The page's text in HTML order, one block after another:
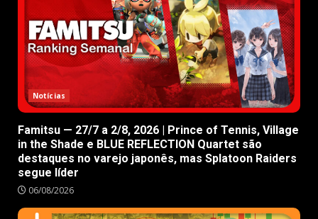
Notícias
Famitsu — 27/7 a 2/8, 2026 | Prince of Tennis, Village
in the Shade e BLUE REFLECTION Quartet são
destaques no varejo japonês, mas Splatoon Raiders
segue líder
06/08/2026